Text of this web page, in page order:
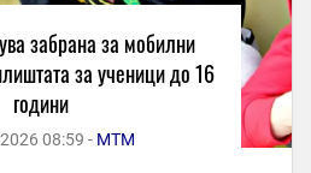
забрана за мобилни
за ученици до 16
години
08:59 - МТМ